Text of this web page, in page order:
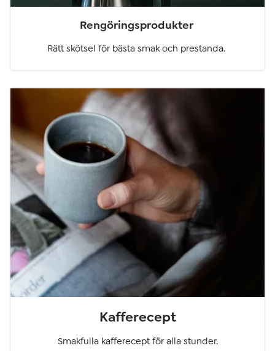
Rengöringsprodukter
Rätt skötsel för bästa smak och prestanda.
Kafferecept
Smakfulla kafferecept för alla stunder.